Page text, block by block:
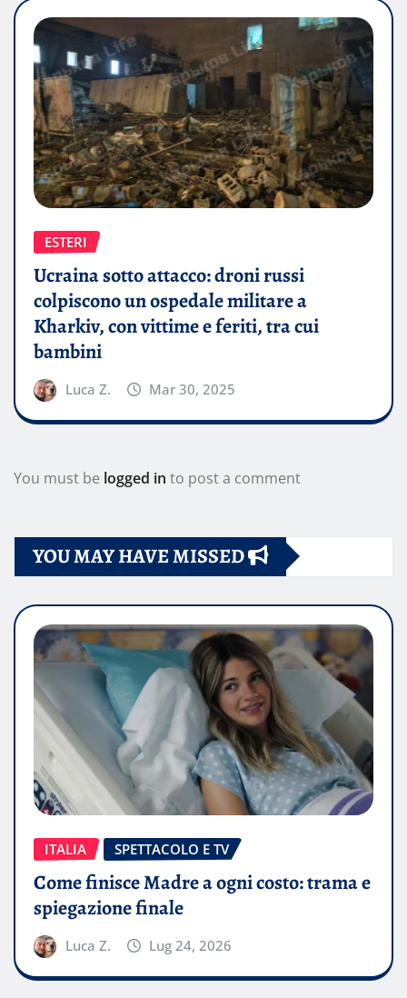
ESTERI
Ucraina sotto attacco: droni russi
colpiscono un ospedale militare a
Kharkiv, con vittime e feriti, tra cui
bambini
Luca Z. Mar 30, 2025
You must be logged in to post a comment
YOU MAY HAVE MISSED
ITALIA SPETTACOLO E TV
Come finisce Madre a ogni costo: trama e
spiegazione finale
Luca Z. Lug 24, 2026